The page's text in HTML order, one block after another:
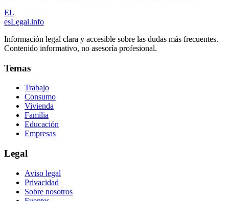
EL
esLegal.info
Información legal clara y accesible sobre las dudas más frecuentes.
Contenido informativo, no asesoría profesional.
Temas
Trabajo
Consumo
Vivienda
Familia
Educación
Empresas
Legal
Aviso legal
Privacidad
Sobre nosotros